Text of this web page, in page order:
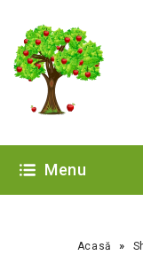
Menu
Acasă »